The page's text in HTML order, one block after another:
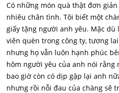
Có những món quà thật đơn
nhiêu chân tình. Tôi biết một
giấy tặng người anh yêu. Mặc
viên quèn trong công ty, tương
nhưng họ vẫn luôn hạnh phúc
hôm người yêu của anh nói rằng
bao giờ còn có dịp gặp lại anh
nhưng rồi nỗi đau của chàng sẽ